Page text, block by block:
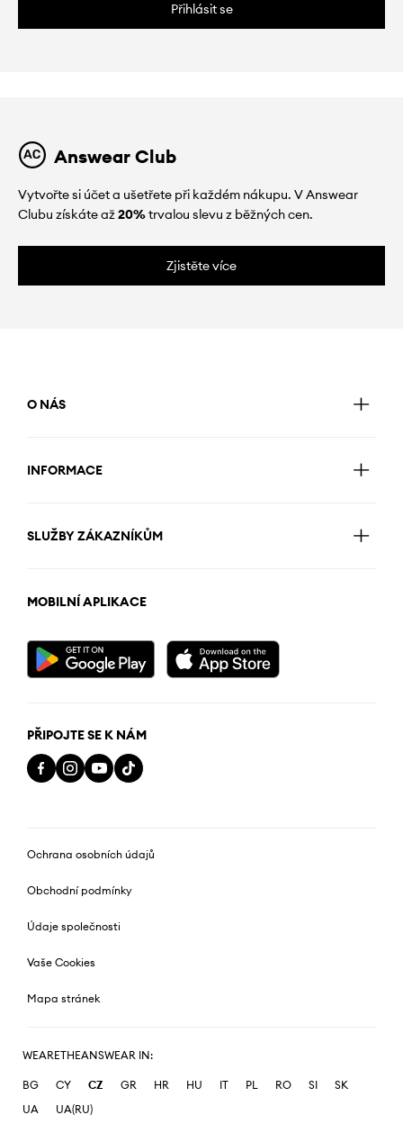
Přihlásit se
Answear Club
Vytvořte si účet a ušetřete při každém nákupu. V Answear
Clubu získáte až20%trvalou slevu z běžných cen.
Zjistěte více
O NÁS
INFORMACE
SLUŽBY ZÁKAZNÍKŮM
MOBILNÍ APLIKACE
PŘIPOJTE SE K NÁM
Ochrana osobních údajů
Obchodní podmínky
Údaje společnosti
Vaše Cookies
Mapa stránek
WEARETHEANSWEAR IN:
BG CY CZ GR HR HU IT PL RO SI
SK
UA
UA(RU)